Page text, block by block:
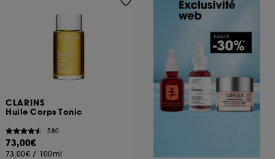
CLARINS
Huile Corps Tonic
580
73,00€
73,00€ / 100ml